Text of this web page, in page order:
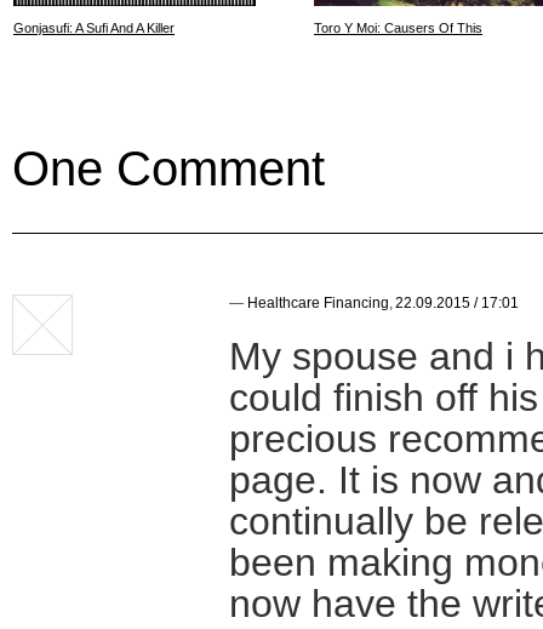
Gonjasufi: A Sufi And A Killer Toro Y Moi: Causers Of This
One Comment
— Healthcare Financing,22.09.2015 / 17:01
My spouse and i
could finish off
precious
page. It is now
continually be
been making
now have the